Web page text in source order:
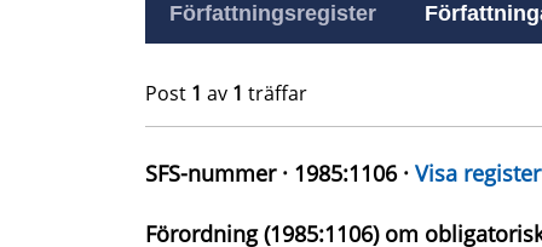
Författningsregister
Post 1 av 1 träffar
SFS-nummer · 1985:1106 · Visa register
Förordning (1985:1106) om